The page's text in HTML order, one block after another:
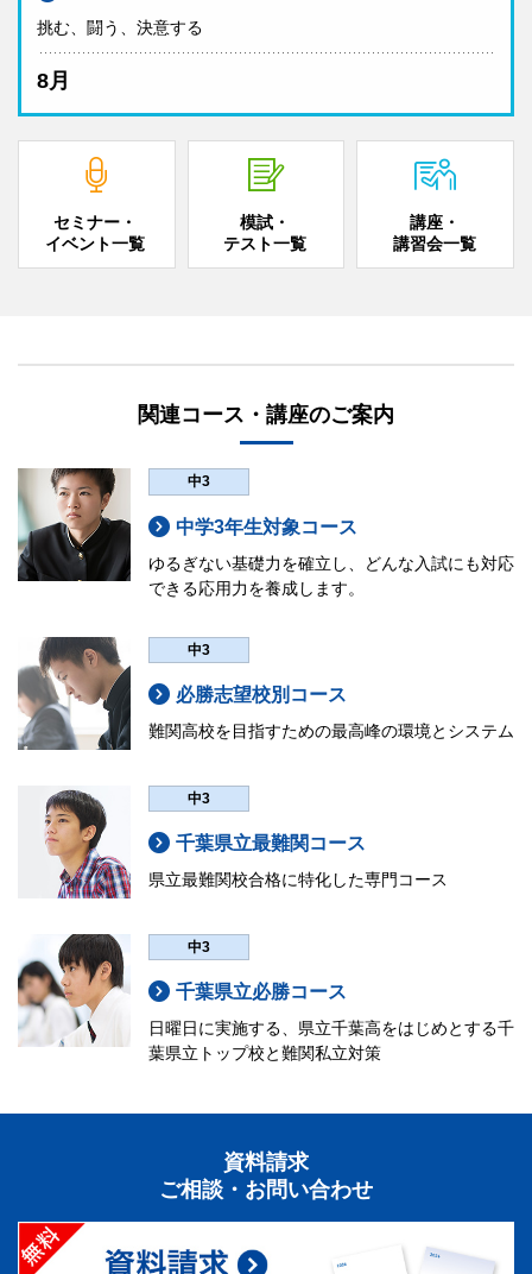
挑む、闘う、決意する
8月
セミナー・
イベント一覧
模試・
テスト一覧
講座・
講習会一覧
関連コース・講座のご案内
中3
中学3年生対象コース
ゆるぎない基礎力を確立し、どんな入試にも対応
できる応用力を養成します。
中3
必勝志望校別コース
難関高校を目指すための最高峰の環境とシステム
中3
千葉県立最難関コース
県立最難関校合格に特化した専門コース
中3
千葉県立必勝コース
日曜日に実施する、県立千葉高をはじめとする千
葉県立トップ校と難関私立対策
資料請求
ご相談・お問い合わせ